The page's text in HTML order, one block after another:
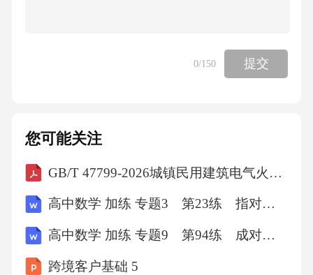
0/150 提交
您可能关注
GB/T 47799-2026城镇民用建筑电气火灾风险评价导则
高中数学 加练 专题3 第23练 指对同构
高中数学 加练 专题9 第94练 成对数据的统计分析
跨境客户基础 5